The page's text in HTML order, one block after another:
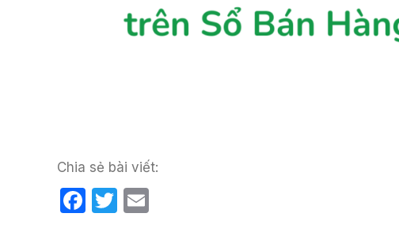
Chia sẻ bài viết:
F
T